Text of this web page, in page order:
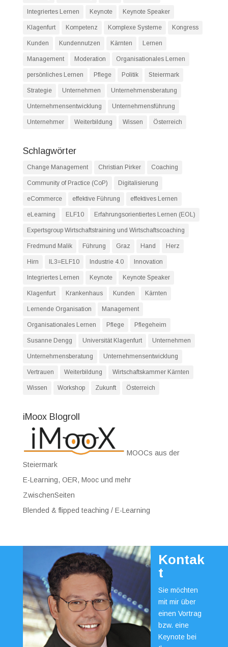
Integriertes Lernen Keynote Keynote Speaker
Klagenfurt Kompetenz Komplexe Systeme Kongress
Kunden Kundennutzen Kärnten Lernen
Management Moderation Organisationales Lernen
persönliches Lernen Pflege Politik Steiermark
Strategie Unternehmen Unternehmensberatung
Unternehmensentwicklung Unternehmensführung
Unternehmer Weiterbildung Wissen Österreich
Schlagwörter
Change Management Christian Pirker Coaching
Community of Practice (CoP) Digitalisierung
eCommerce effektive Führung effektives Lernen
eLearning ELF10 Erfahrungsorientiertes Lernen (EOL)
Expertsgroup Wirtschaftstraining und Wirtschaftscoaching
Fredmund Malik Führung Graz Hand Herz
Hirn IL3=ELF10 Industrie 4.0 Innovation
Integriertes Lernen Keynote Keynote Speaker
Klagenfurt Krankenhaus Kunden Kärnten
Lernende Organisation Management
Organisationales Lernen Pflege Pflegeheim
Susanne Dengg Universität Klagenfurt Unternehmen
Unternehmensberatung Unternehmensentwicklung
Vertrauen Weiterbildung Wirtschaftskammer Kärnten
Wissen Workshop Zukunft Österreich
iMoox Blogroll
MOOCs aus der
Steiermark
E-Learning, OER, Mooc und mehr
ZwischenSeiten
Blended & flipped teaching / E-Learning
Kontak
t
Sie möchten
mit mir über
einen Vortrag
bzw. eine
Keynote bei